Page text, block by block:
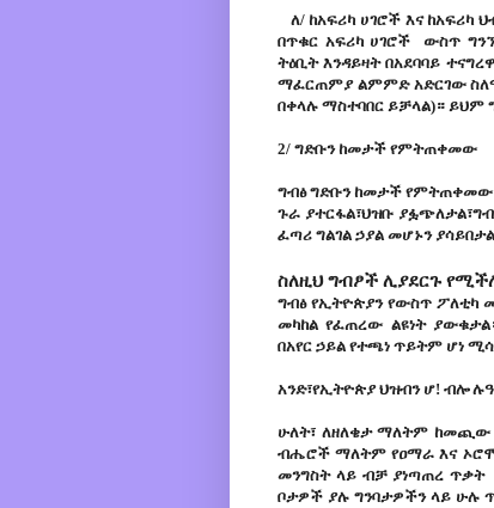
ለ/ ከአፍሪካ ሀገሮች እና ከአፍሪካ
በጥቁር አፍሪካ ሀገሮች ውስጥ
ትዕቢት እንዳይዛት በአደባባይ
ማፈርጠምያ ልምምድ አድርገው
በቀላሉ ማስተባበር ይቻላል)። ይህም
2/ ግድቡን ከመታች የምትጠቀመው
ግብፅ ግድቡን ከመታች የምትጠቀመው
ጉራ ያተርፋል፣ህዝቡ
ፈጣሪ ግልገል ኃያል መሆኑን
ስለዚህ ግብፆች ሊያደርጉ
ግብፅ የኢትዮጵያን የውስጥ
መካከል የፈጠረው ልዩነት
በአየር ኃይል የተጫነ ጥይትም ሆነ
አንድ፣የኢትዮጵያ ህዝብን ሆ! ብሎ
ሁለት፣ ለዘለቄታ ማለትም ከመጪው
ብሔሮች ማለትም የዐማራ እና
መንግስት ላይ ብቻ ያነጣጠረ ጥቃት
ቦታዎች ያሉ ግንባታዎችን ላይ ሁሉ